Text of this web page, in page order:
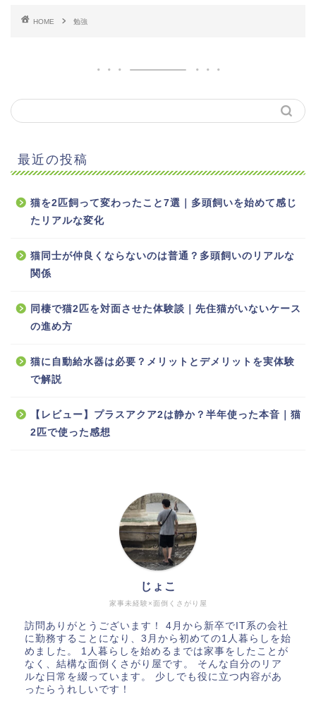
HOME 勉強
最近の投稿
猫を2匹飼って変わったこと7選｜多頭飼いを始めて感じ
たリアルな変化
猫同士が仲良くならないのは普通？多頭飼いのリアルな
関係
同棲で猫2匹を対面させた体験談｜先住猫がいないケース
の進め方
猫に自動給水器は必要？メリットとデメリットを実体験
で解説
【レビュー】プラスアクア2は静か？半年使った本音｜猫
2匹で使った感想
家事未経験×面倒くさがり屋
じょこ
訪問ありがとうございます！ 4月から新卒でIT系の会社
に勤務することになり、3月から初めての1人暮らしを始
めました。 1人暮らしを始めるまでは家事をしたことが
なく、結構な面倒くさがり屋です。 そんな自分のリア
ルな日常を綴っています。 少しでも役に立つ内容があ
ったらうれしいです！